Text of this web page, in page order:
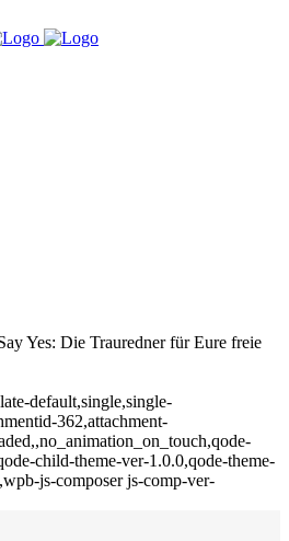
Yes: Die Trauredner für Eure freie
default,single,single-
362,attachment-
child-theme-ver-1.0.0,qode-theme-
js-composer js-comp-ver-